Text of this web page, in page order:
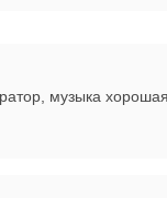
музыка хорошая